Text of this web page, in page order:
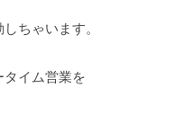
ちゃいます。
タイム営業を